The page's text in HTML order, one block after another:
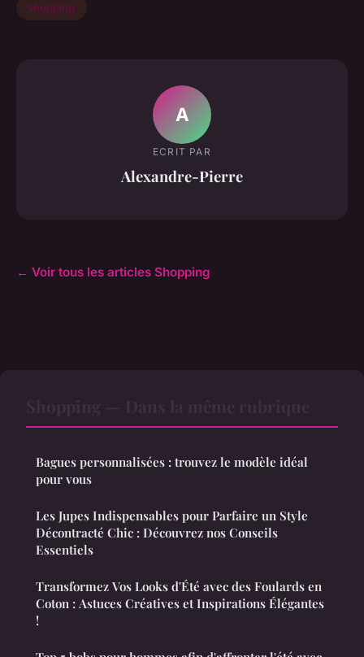
shopping
A
ECRIT PAR
Alexandre-Pierre
← Voir tous les articles Shopping
Bagues personnalisées : trouvez le modèle idéal
pour vous
Les Jupes Indispensables pour Parfaire un Style
Décontracté Chic : Découvrez nos Conseils
Essentiels
Transformez Vos Looks d'Été avec des Foulards en
Coton : Astuces Créatives et Inspirations Élégantes
!